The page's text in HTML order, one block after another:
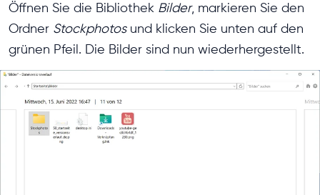
Öffnen Sie die Bibliothek Bilder, markieren Sie den
Ordner Stockphotosund klicken Sie unten auf den
grünen Pfeil. Die Bilder sind nun wiederhergestellt.